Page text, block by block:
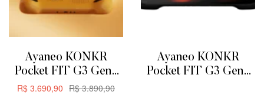
Ayaneo KONKR
Pocket FIT G3 Gen3
8GB + 128GB –
R$3.890,90
R$ 3.690,90
Ayaneo KONKR
Pocket FIT G3 Gen3